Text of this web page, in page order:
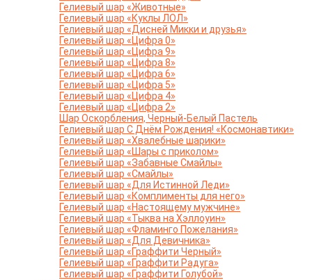
Гелиевый шар «Животные»
Гелиевый шар «Куклы ЛОЛ»
Гелиевый шар «Дисней Микки и друзья»
Гелиевый шар «Цифра 0»
Гелиевый шар «Цифра 9»
Гелиевый шар «Цифра 8»
Гелиевый шар «Цифра 6»
Гелиевый шар «Цифра 5»
Гелиевый шар «Цифра 4»
Гелиевый шар «Цифра 2»
Шар Оскорбления, Черный-Белый Пастель
Гелиевый шар С Днём Рождения! «Космонавтики»
Гелиевый шар «Хвалебные шарики»
Гелиевый шар «Шары с приколом»
Гелиевый шар «Забавные Смайлы»
Гелиевый шар «Смайлы»
Гелиевый шар «Для Истинной Леди»
Гелиевый шар «Комплименты для него»
Гелиевый шар «Настоящему мужчине»
Гелиевый шар «Тыква на Хэллоуин»
Гелиевый шар «Фламинго Пожелания»
Гелиевый шар «Для Девичника»
Гелиевый шар «Граффити Черный»
Гелиевый шар «Граффити Радуга»
Гелиевый шар «Граффити Голубой»